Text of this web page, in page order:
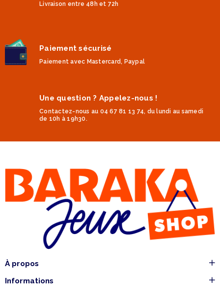
Livraison entre 48h et 72h
Paiement sécurisé
Paiement avec Mastercard, Paypal
Une question ? Appelez-nous !
Contactez-nous au 04 67 81 13 74, du lundi au samedi
de 10h à 19h30.
À propos
Informations